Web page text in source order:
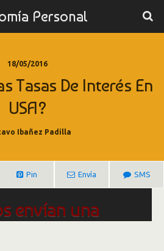
Personal
18/05/2016
Tasas De Interés En
USA?
Ibañez Padilla
Pin Envía SMS
envían una
alza de